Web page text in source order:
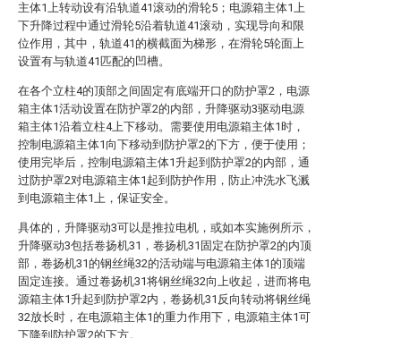
主体1上转动设有沿轨道41滚动的滑轮5；电源箱主体1上
下升降过程中通过滑轮5沿着轨道41滚动，实现导向和限
位作用，其中，轨道41的横截面为梯形，在滑轮5轮面上
设置有与轨道41匹配的凹槽。
在各个立柱4的顶部之间固定有底端开口的防护罩2，电源
箱主体1活动设置在防护罩2的内部，升降驱动3驱动电源
箱主体1沿着立柱4上下移动。需要使用电源箱主体1时，
控制电源箱主体1向下移动到防护罩2的下方，便于使用；
使用完毕后，控制电源箱主体1升起到防护罩2的内部，通
过防护罩2对电源箱主体1起到防护作用，防止冲洗水飞溅
到电源箱主体1上，保证安全。
具体的，升降驱动3可以是推拉电机，或如本实施例所示，
升降驱动3包括卷扬机31，卷扬机31固定在防护罩2的内顶
部，卷扬机31的钢丝绳32的活动端与电源箱主体1的顶端
固定连接。通过卷扬机31将钢丝绳32向上收起，进而将电
源箱主体1升起到防护罩2内，卷扬机31反向转动将钢丝绳
32放长时，在电源箱主体1的重力作用下，电源箱主体1可
下降到防护罩2的下方。